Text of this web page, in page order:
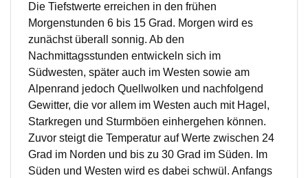
Die Tiefstwerte erreichen in den frühen
Morgenstunden 6 bis 15 Grad. Morgen wird es
zunächst überall sonnig. Ab den
Nachmittagsstunden entwickeln sich im
Südwesten, später auch im Westen sowie am
Alpenrand jedoch Quellwolken und nachfolgend
Gewitter, die vor allem im Westen auch mit Hagel,
Starkregen und Sturmböen einhergehen können.
Zuvor steigt die Temperatur auf Werte zwischen 24
Grad im Norden und bis zu 30 Grad im Süden. Im
Süden und Westen wird es dabei schwül. Anfangs